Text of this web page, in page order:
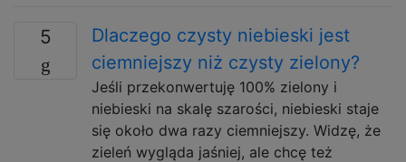
5
Dlaczego czysty niebieski jest
ciemniejszy niż czysty zielony?
Jeśli przekonwertuję 100% zielony i
niebieski na skalę szarości, niebieski staje
się około dwa razy ciemniejszy. Widzę, że
zieleń wygląda jaśniej, ale chcę też